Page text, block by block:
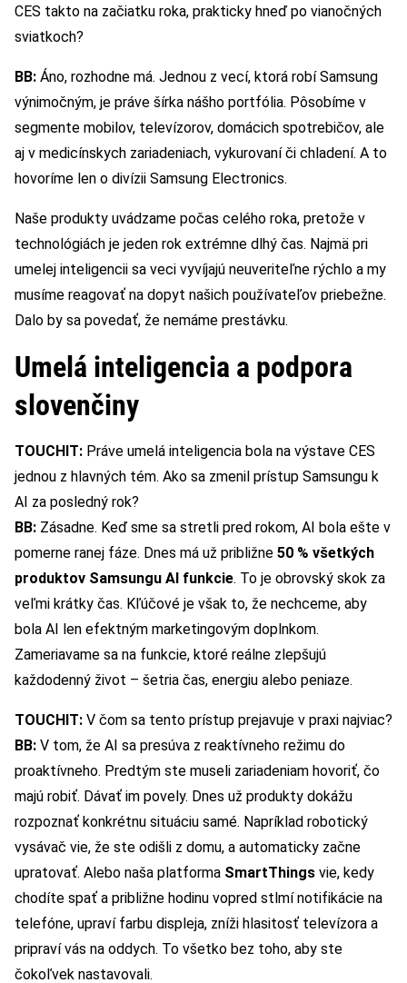
CES takto na začiatku roka, prakticky hneď po vianočných
sviatkoch?
BB: Áno, rozhodne má. Jednou z vecí, ktorá robí Samsung
výnimočným, je práve šírka nášho portfólia. Pôsobíme v
segmente mobilov, televízorov, domácich spotrebičov, ale
aj v medicínskych zariadeniach, vykurovaní či chladení. A to
hovoríme len o divízii Samsung Electronics.
Naše produkty uvádzame počas celého roka, pretože v
technológiách je jeden rok extrémne dlhý čas. Najmä pri
umelej inteligencii sa veci vyvíjajú neuveriteľne rýchlo a my
musíme reagovať na dopyt našich používateľov priebežne.
Dalo by sa povedať, že nemáme prestávku.
Umelá inteligencia a podpora
slovenčiny
TOUCHIT: Práve umelá inteligencia bola na výstave CES
jednou z hlavných tém. Ako sa zmenil prístup Samsungu k
AI za posledný rok?
BB: Zásadne. Keď sme sa stretli pred rokom, AI bola ešte v
pomerne ranej fáze. Dnes má už približne 50 % všetkých
produktov Samsungu AI funkcie. To je obrovský skok za
veľmi krátky čas. Kľúčové je však to, že nechceme, aby
bola AI len efektným marketingovým doplnkom.
Zameriavame sa na funkcie, ktoré reálne zlepšujú
každodenný život – šetria čas, energiu alebo peniaze.
TOUCHIT: V čom sa tento prístup prejavuje v praxi najviac?
BB: V tom, že AI sa presúva z reaktívneho režimu do
proaktívneho. Predtým ste museli zariadeniam hovoriť, čo
majú robiť. Dávať im povely. Dnes už produkty dokážu
rozpoznať konkrétnu situáciu samé. Napríklad robotický
vysávač vie, že ste odišli z domu, a automaticky začne
upratovať. Alebo naša platforma SmartThings vie, kedy
chodíte spať a približne hodinu vopred stlmí notifikácie na
telefóne, upraví farbu displeja, zníži hlasitosť televízora a
pripraví vás na oddych. To všetko bez toho, aby ste
čokoľvek nastavovali.